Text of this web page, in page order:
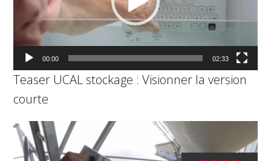
00:00 02:33
Teaser UCAL stockage : Visionner la version
courte
Lecteur
vidéo